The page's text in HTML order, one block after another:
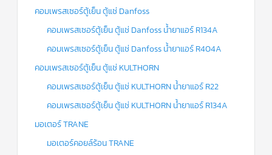
คอมเพรสเซอร์ตู้เย็น ตู้แช่ Danfoss
คอมเพรสเซอร์ตู้เย็น ตู้แช่ Danfoss น้ำยาแอร์ R134A
คอมเพรสเซอร์ตู้เย็น ตู้แช่ Danfoss น้ำยาแอร์ R404A
คอมเพรสเซอร์ตู้เย็น ตู้แช่ KULTHORN
คอมเพรสเซอร์ตู้เย็น ตู้แช่ KULTHORN น้ำยาแอร์ R22
คอมเพรสเซอร์ตู้เย็น ตู้แช่ KULTHORN น้ำยาแอร์ R134A
มอเตอร์ TRANE
มอเตอร์คอยล์ร้อน TRANE